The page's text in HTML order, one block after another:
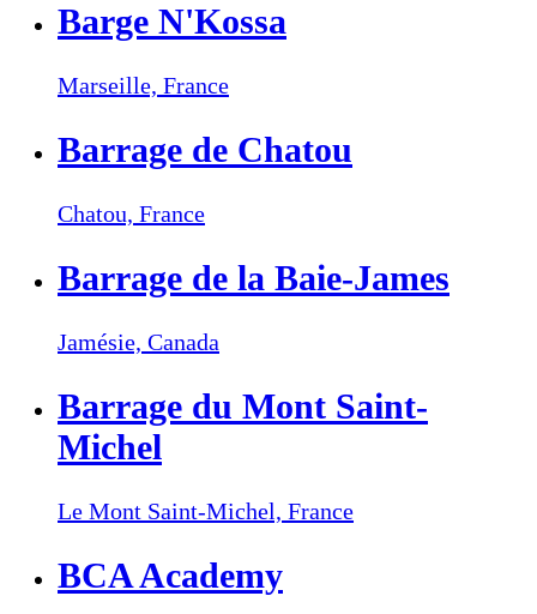
Barge N'Kossa
Marseille, France
Barrage de Chatou
Chatou, France
Barrage de la Baie-James
Jamésie, Canada
Barrage du Mont Saint-
Michel
Le Mont Saint-Michel, France
BCA Academy